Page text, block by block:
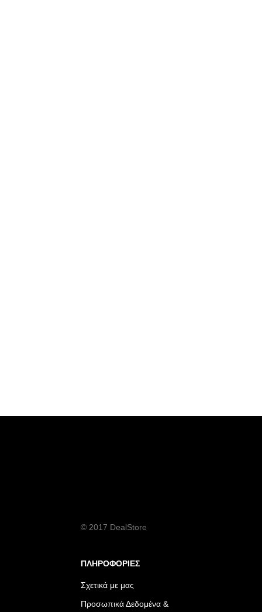
© 2017 DealStore
ΠΛΗΡΟΦΟΡΙΕΣ
Σχετικά με μας
Προσωπικά Δεδομένα &